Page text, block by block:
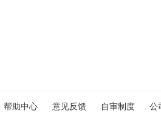
帮助中心 意见反馈 自审制度 公